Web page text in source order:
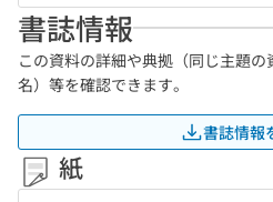
書誌情報
この資料の詳細や典拠（同じ主題
名）等を確認できます。
書誌情報
紙